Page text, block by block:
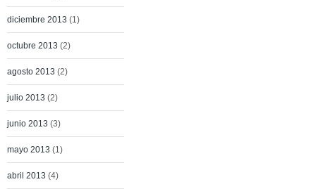
diciembre 2013 (1)
octubre 2013 (2)
agosto 2013 (2)
julio 2013 (2)
junio 2013 (3)
mayo 2013 (1)
abril 2013 (4)